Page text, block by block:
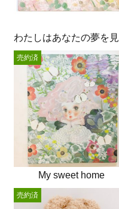
My sweet home
売約済
売約済